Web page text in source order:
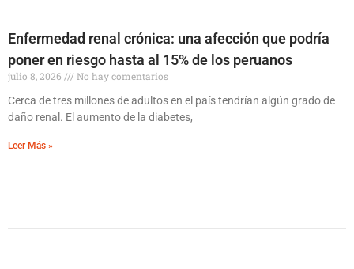
Enfermedad renal crónica: una afección que podría
poner en riesgo hasta al 15% de los peruanos
julio 8, 2026
No hay comentarios
Cerca de tres millones de adultos en el país tendrían algún grado de
daño renal. El aumento de la diabetes,
Leer Más »